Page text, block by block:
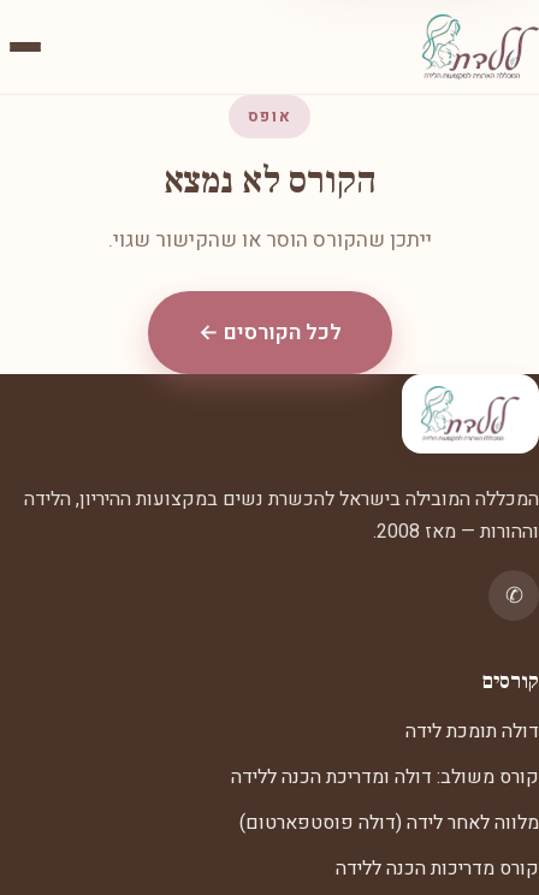
אופס
הקורס לא נמצא
ייתכן שהקורס הוסר או שהקישור שגוי.
לכל הקורסים ←
המכללה המובילה בישראל להכשרת נשים במקצועות ההיריון, הלידה
וההורות — מאז 2008.
✆
קורסים
דולה תומכת לידה
קורס משולב: דולה ומדריכת הכנה ללידה
מלווה לאחר לידה (דולה פוסטפארטום)
קורס מדריכות הכנה ללידה